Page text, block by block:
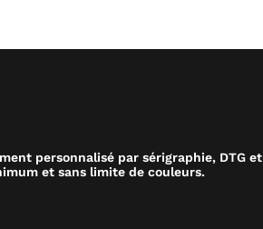
personnalisé par sérigraphie, DTG et
et sans limite de couleurs.